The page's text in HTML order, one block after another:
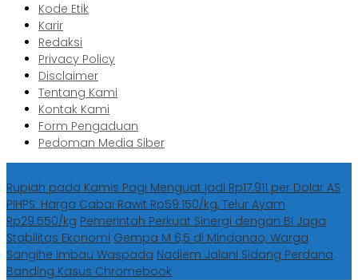
Kode Etik
Karir
Redaksi
Privacy Policy
Disclaimer
Tentang Kami
Kontak Kami
Form Pengaduan
Pedoman Media Siber
Rupiah pada Kamis Pagi Menguat jadi Rp17.911 per Dolar AS
PIHPS: Harga Cabai Rawit Rp59.150/kg, Telur Ayam
Rp29.550/kg Pemerintah Perkuat Sinergi dengan BI Jaga
Stabilitas Ekonomi Gempa M 6,5 di Mindanao, Warga
Sangihe Imbau Waspada Nadiem Jalani Sidang Perdana
Banding Kasus Chromebook